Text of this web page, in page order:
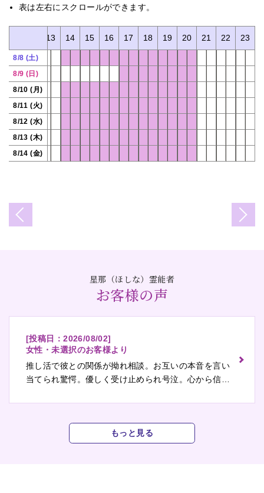
表は左右にスクロールができます。
13 14 15 16 17 18 19 20 21 22 23
8/8 (土)
8/9 (日)
8/10 (月)
8/11 (火)
8/12 (水)
8/13 (木)
8/14 (金)
星那（ほしな）霊能者
お客様の声
[投稿日：2026/08/02]
女性・未選択のお客様より
推し活で彼との関係が拗れ相談。お互いの本音を言い
当てられ驚愕。優しく受け止められ号泣。心から信頼
もっと見る